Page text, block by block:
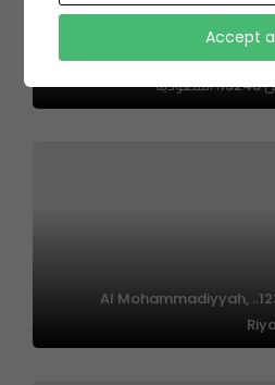
محطة كهرباء حي قرطبة، 6441 طريق سعيد ابن زيد، قرطبة، الرياض
شارع التخصصي، الرياض 12364،، Al Mohammadiyyah,
Accept